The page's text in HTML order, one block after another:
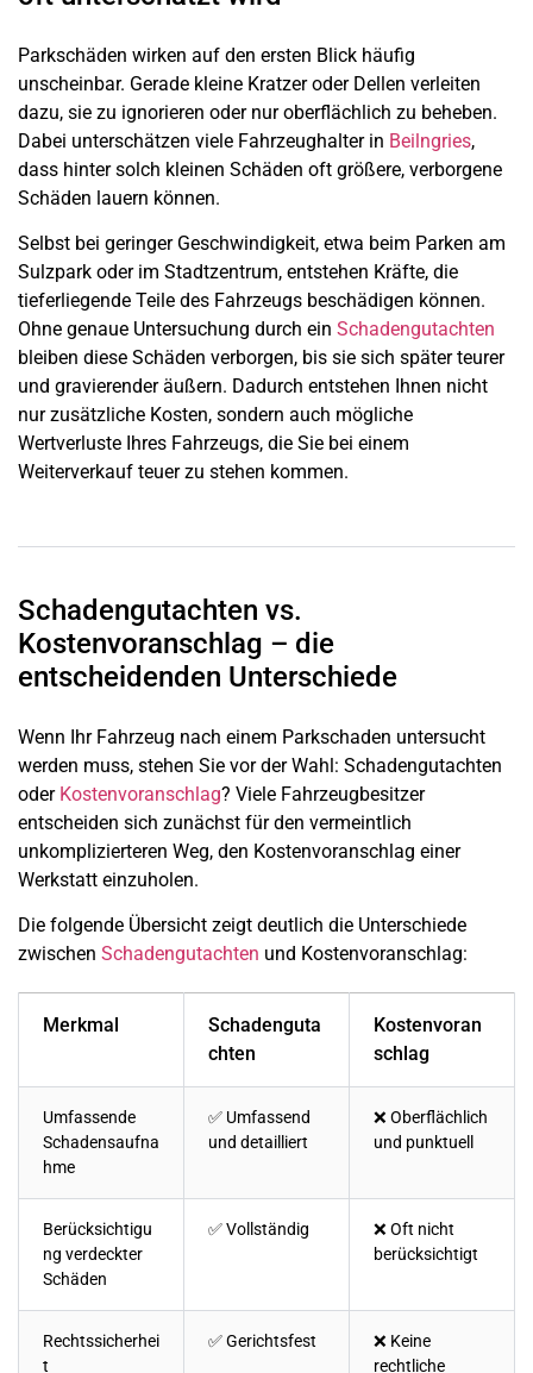
Parkschäden wirken auf den ersten Blick häufig
unscheinbar. Gerade kleine Kratzer oder Dellen verleiten
dazu, sie zu ignorieren oder nur oberflächlich zu beheben.
Dabei unterschätzen viele Fahrzeughalter in Beilngries,
dass hinter solch kleinen Schäden oft größere, verborgene
Schäden lauern können.
Selbst bei geringer Geschwindigkeit, etwa beim Parken am
Sulzpark oder im Stadtzentrum, entstehen Kräfte, die
tieferliegende Teile des Fahrzeugs beschädigen können.
Ohne genaue Untersuchung durch ein Schadengutachten
bleiben diese Schäden verborgen, bis sie sich später teurer
und gravierender äußern. Dadurch entstehen Ihnen nicht
nur zusätzliche Kosten, sondern auch mögliche
Wertverluste Ihres Fahrzeugs, die Sie bei einem
Weiterverkauf teuer zu stehen kommen.
Schadengutachten vs.
Kostenvoranschlag – die
entscheidenden Unterschiede
Wenn Ihr Fahrzeug nach einem Parkschaden untersucht
werden muss, stehen Sie vor der Wahl: Schadengutachten
oder Kostenvoranschlag? Viele Fahrzeugbesitzer
entscheiden sich zunächst für den vermeintlich
unkomplizierteren Weg, den Kostenvoranschlag einer
Werkstatt einzuholen.
Die folgende Übersicht zeigt deutlich die Unterschiede
zwischen Schadengutachten und Kostenvoranschlag:
Merkmal
Schadenguta
chten
Kostenvoran
schlag
Umfassende
Schadensaufna
hme
✅ Umfassend
und detailliert
❌ Oberflächlich
und punktuell
Berücksichtigu
ng verdeckter
Schäden
✅ Vollständig
❌ Oft nicht
berücksichtigt
Rechtssicherhei
t
✅ Gerichtsfest
❌ Keine
rechtliche